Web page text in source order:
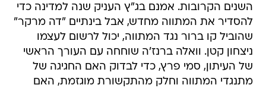
השנים הקרובות. אמנם בג"ץ העניק שנה למדינה כדי
להסדיר את המתווה מחדש, אבל בינתיים "דה מרקר"
שהוביל קו ברור נגד המתווה, יכול לרשום לעצמו
ניצחון קטן. וואלה ברנז'ה שוחחה עם העורך הראשי
של העיתון, סמי פרץ, כדי לבדוק האם החגיגה של
מתנגדי המתווה וחלק מהתקשורת מוגזמת, האם